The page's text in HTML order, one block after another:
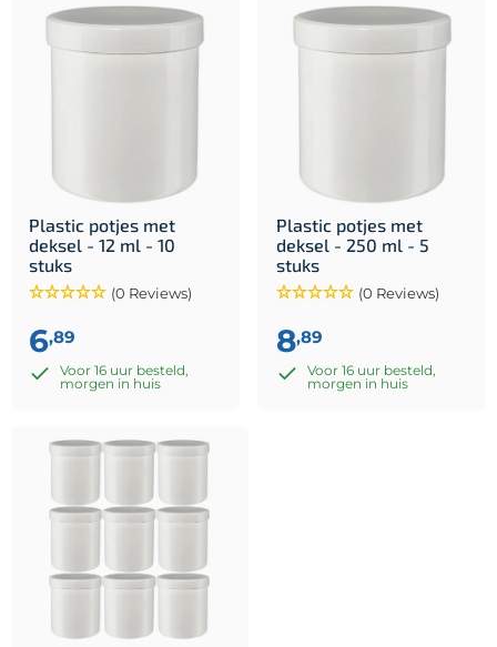
Plastic potjes met
deksel - 12 ml - 10
stuks
(0 Reviews)
6,89
Voor 16 uur besteld,
morgen in huis
Plastic potjes met
deksel - 250 ml - 5
stuks
(0 Reviews)
8,89
Voor 16 uur besteld,
morgen in huis